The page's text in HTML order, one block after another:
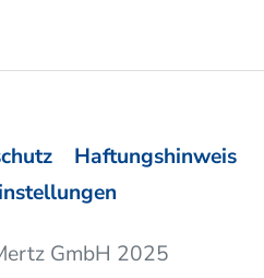
Haftungshinweis
GmbH 2025